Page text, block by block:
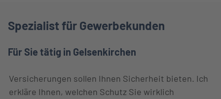
Spezialist für Gewerbekunden
Für Sie tätig in Gelsenkirchen
Versicherungen sollen Ihnen Sicherheit bieten. Ich
erkläre Ihnen, welchen Schutz Sie wirklich